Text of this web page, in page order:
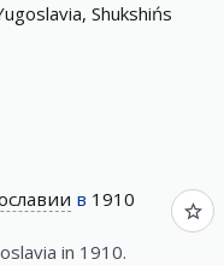
ugoslavia, Shukshińs
в 1910
in 1910.